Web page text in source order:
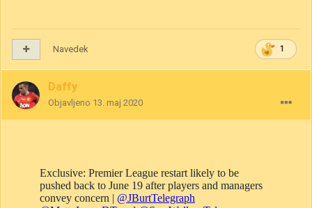
1
Navedek
Daffy
Objavljeno 13. maj 2020